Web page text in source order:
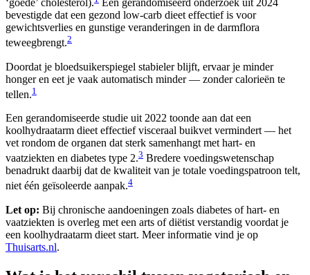
‘goede’ cholesterol).
Een gerandomiseerd onderzoek uit 2024
bevestigde dat een gezond low-carb dieet effectief is voor
gewichtsverlies en gunstige veranderingen in de darmflora
teweegbrengt.2
Doordat je bloedsuikerspiegel stabieler blijft, ervaar je minder
honger en eet je vaak automatisch minder — zonder calorieën te
tellen.1
Een gerandomiseerde studie uit 2022 toonde aan dat een
koolhydraatarm dieet effectief visceraal buikvet vermindert — het
vet rondom de organen dat sterk samenhangt met hart- en
vaatziekten en diabetes type 2.3 Bredere voedingswetenschap
benadrukt daarbij dat de kwaliteit van je totale voedingspatroon telt,
niet één geïsoleerde aanpak.4
Let op: Bij chronische aandoeningen zoals diabetes of hart- en
vaatziekten is overleg met een arts of diëtist verstandig voordat je
een koolhydraatarm dieet start. Meer informatie vind je op
Thuisarts.nl.